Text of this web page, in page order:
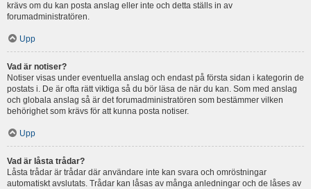
krävs om du kan posta anslag eller inte och detta ställs in av
forumadministratören.
Upp
Vad är notiser?
Notiser visas under eventuella anslag och endast på första sidan i kategorin de
postats i. De är ofta rätt viktiga så du bör läsa de när du kan. Som med anslag
och globala anslag så är det forumadministratören som bestämmer vilken
behörighet som krävs för att kunna posta notiser.
Upp
Vad är låsta trådar?
Låsta trådar är trådar där användare inte kan svara och omröstningar
automatiskt avslutats. Trådar kan låsas av många anledningar och de låses av